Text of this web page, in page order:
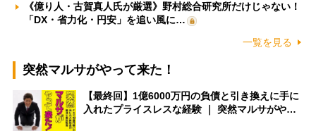
《億り人・古賀真人氏が厳選》野村総合研究所だけじゃない！
「DX・省力化・円安」を追い風に…
一覧を見る
突然マルサがやって来た！
【最終回】1億6000万円の負債と引き換えに手に
入れたプライスレスな経験 ｜ 突然マルサがや…